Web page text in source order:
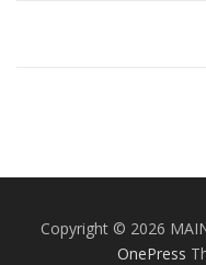
Copyright © 2026
OnePress